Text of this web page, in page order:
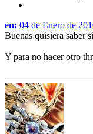
en: 04 de Enero de
Buenas quisiera saber
Y para no hacer otro